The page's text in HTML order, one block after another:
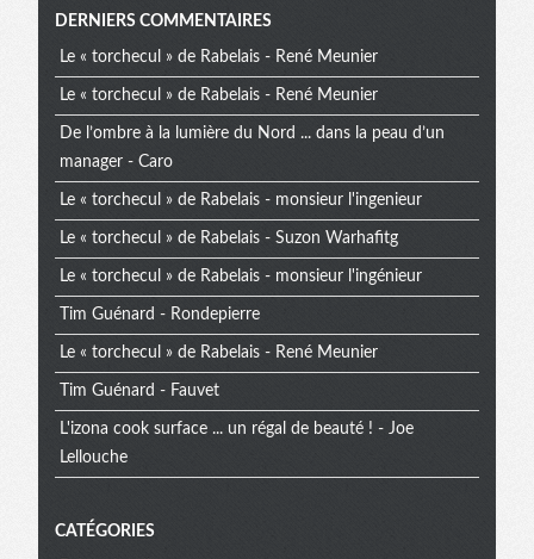
Menu
extra
DERNIERS COMMENTAIRES
Le « torchecul » de Rabelais - René Meunier
Le « torchecul » de Rabelais - René Meunier
De l’ombre à la lumière du Nord ... dans la peau d’un
manager - Caro
Le « torchecul » de Rabelais - monsieur l'ingenieur
Le « torchecul » de Rabelais - Suzon Warhafitg
Le « torchecul » de Rabelais - monsieur l'ingénieur
Tim Guénard - Rondepierre
Le « torchecul » de Rabelais - René Meunier
Tim Guénard - Fauvet
L'izona cook surface ... un régal de beauté ! - Joe
Lellouche
CATÉGORIES